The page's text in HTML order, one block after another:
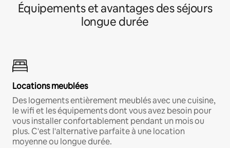
Équipements et avantages des séjours
longue durée
Locations meublées
Des logements entièrement meublés avec une cuisine,
le wifi et les équipements dont vous avez besoin pour
vous installer confortablement pendant un mois ou
plus. C'est l'alternative parfaite à une location
moyenne ou longue durée.